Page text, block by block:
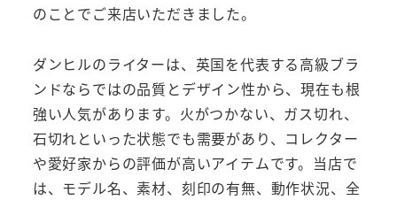
のことでご来店いただきました。
ダンヒルのライターは、英国を代表する高級ブラ
ンドならではの品質とデザイン性から、現在も根
強い人気があります。火がつかない、ガス切れ、
石切れといった状態でも需要があり、コレクター
や愛好家からの評価が高いアイテムです。当店で
は、モデル名、素材、刻印の有無、動作状況、全